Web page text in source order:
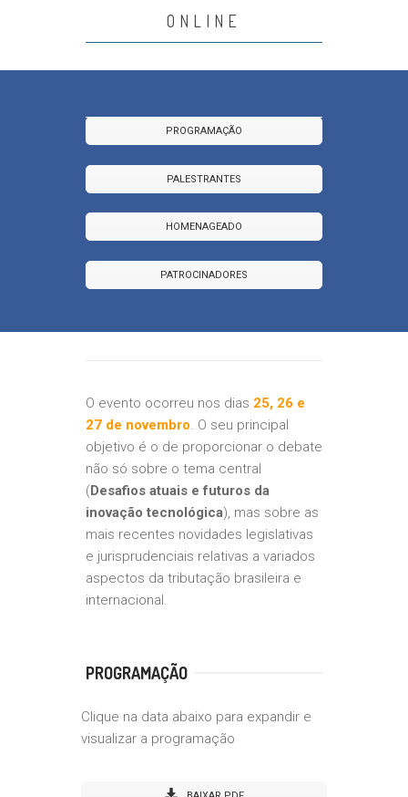
ONLINE
PROGRAMAÇÃO
PALESTRANTES
HOMENAGEADO
PATROCINADORES
O evento ocorreu nos dias 25, 26 e
27 de novembro. O seu principal
objetivo é o de proporcionar o debate
não só sobre o tema central
(Desafios atuais e futuros da
inovação tecnológica), mas sobre as
mais recentes novidades legislativas
e jurisprudenciais relativas a variados
aspectos da tributação brasileira e
internacional.
PROGRAMAÇÃO
Clique na data abaixo para expandir e
visualizar a programação